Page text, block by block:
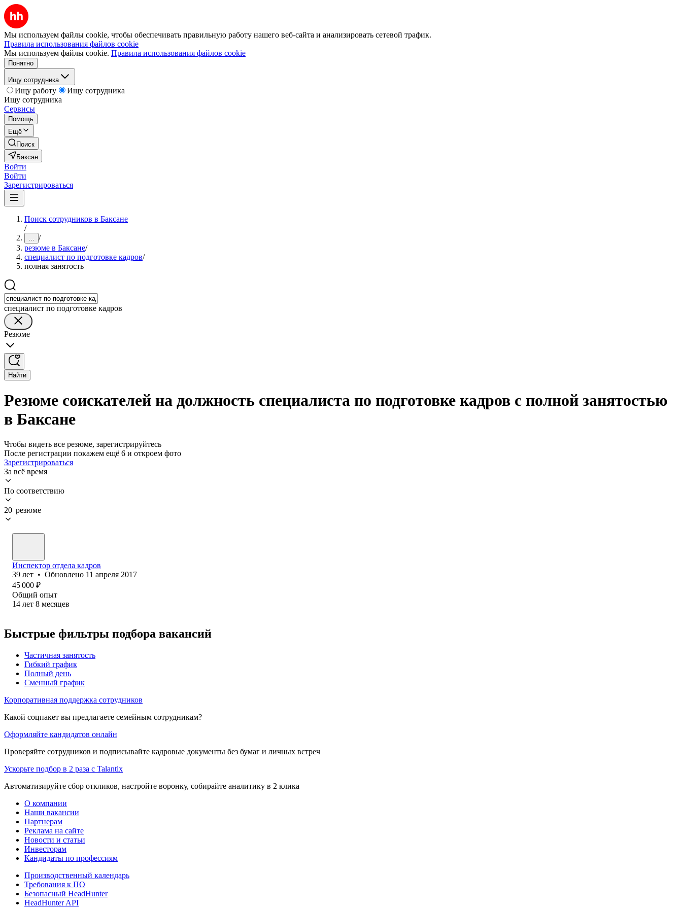
Мы используем файлы cookie, чтобы обеспечивать правильную работу нашего веб-сайта и анализировать сетевой трафик.
Правила использования файлов cookie
Мы используем файлы cookie. Правила использования файлов cookie
Понятно
Ищу сотрудника
Ищу работу
Ищу сотрудника
Ищу сотрудника
Сервисы
Помощь
Ещё
Поиск
Баксан
Войти
Войти
Зарегистрироваться
Поиск сотрудников в Баксане
/
... /
резюме в Баксане/
специалист по подготовке кадров/
полная занятость
специалист по подготовке кадров
Резюме
Найти
Резюме соискателей на должность специалиста по подготовке кадров с полной занятостью
в Баксане
Чтобы видеть все резюме, зарегистрируйтесь
После регистрации покажем ещё 6 и откроем фото
Зарегистрироваться
За всё время
По соответствию
20 резюме
Инспектор отдела кадров
39 лет • Обновлено 11 апреля 2017
45 000 ₽
Общий опыт
14 лет 8 месяцев
Быстрые фильтры подбора вакансий
Частичная занятость
Гибкий график
Полный день
Сменный график
Корпоративная поддержка сотрудников
Какой соцпакет вы предлагаете семейным сотрудникам?
Оформляйте кандидатов онлайн
Проверяйте сотрудников и подписывайте кадровые документы без бумаг и личных встреч
Ускорьте подбор в 2 раза с Talantix
Автоматизируйте сбор откликов, настройте воронку, собирайте аналитику в 2 клика
О компании
Наши вакансии
Партнерам
Реклама на сайте
Новости и статьи
Инвесторам
Кандидаты по профессиям
Производственный календарь
Требования к ПО
Безопасный HeadHunter
HeadHunter API